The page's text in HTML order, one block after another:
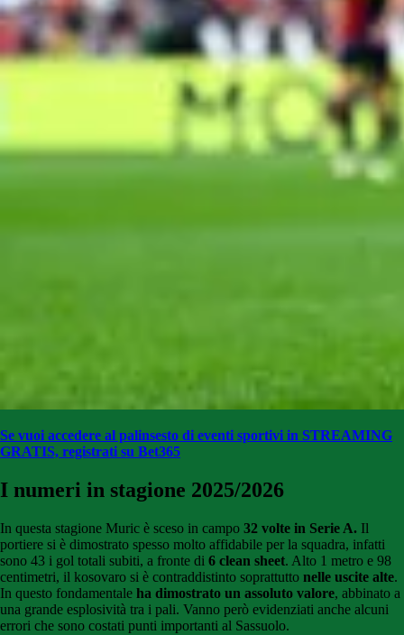
Se vuoi accedere al palinsesto di eventi sportivi in STREAMING
GRATIS, registrati su Bet365
I numeri in stagione 2025/2026
In questa stagione Muric è sceso in campo 32 volte in Serie A. Il
portiere si è dimostrato spesso molto affidabile per la squadra, infatti
sono 43 i gol totali subiti, a fronte di 6 clean sheet. Alto 1 metro e 98
centimetri, il kosovaro si è contraddistinto soprattutto nelle uscite alte.
In questo fondamentale ha dimostrato un assoluto valore, abbinato a
una grande esplosività tra i pali. Vanno però evidenziati anche alcuni
errori che sono costati punti importanti al Sassuolo.